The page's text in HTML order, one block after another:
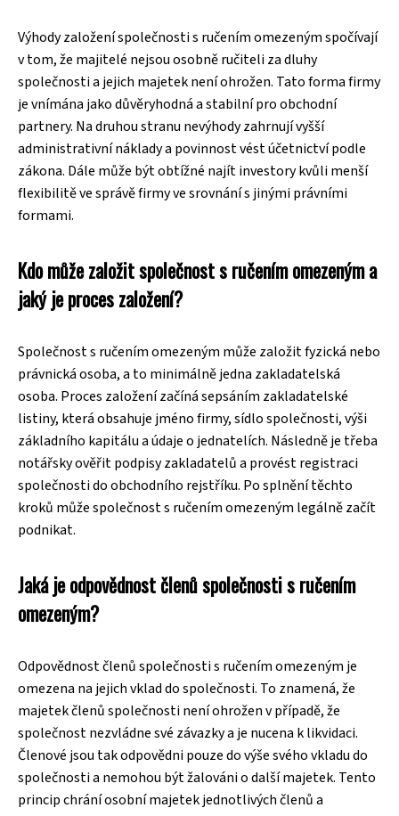
Výhody založení společnosti s ručením omezeným spočívají
v tom, že majitelé nejsou osobně ručiteli za dluhy
společnosti a jejich majetek není ohrožen. Tato forma firmy
je vnímána jako důvěryhodná a stabilní pro obchodní
partnery. Na druhou stranu nevýhody zahrnují vyšší
administrativní náklady a povinnost vést účetnictví podle
zákona. Dále může být obtížné najít investory kvůli menší
flexibilitě ve správě firmy ve srovnání s jinými právními
formami.
Kdo může založit společnost s ručením omezeným a
jaký je proces založení?
Společnost s ručením omezeným může založit fyzická nebo
právnická osoba, a to minimálně jedna zakladatelská
osoba. Proces založení začíná sepsáním zakladatelské
listiny, která obsahuje jméno firmy, sídlo společnosti, výši
základního kapitálu a údaje o jednatelích. Následně je třeba
notářsky ověřit podpisy zakladatelů a provést registraci
společnosti do obchodního rejstříku. Po splnění těchto
kroků může společnost s ručením omezeným legálně začít
podnikat.
Jaká je odpovědnost členů společnosti s ručením
omezeným?
Odpovědnost členů společnosti s ručením omezeným je
omezena na jejich vklad do společnosti. To znamená, že
majetek členů společnosti není ohrožen v případě, že
společnost nezvládne své závazky a je nucena k likvidaci.
Členové jsou tak odpovědni pouze do výše svého vkladu do
společnosti a nemohou být žalováni o další majetek. Tento
princip chrání osobní majetek jednotlivých členů a